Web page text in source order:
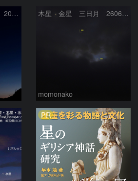
月と惑星のランデブー 2026/06/19 木星 金星 三日月 260618
momonako
夕空の月と金星・木星・水星の接近 2026/6/18 PR